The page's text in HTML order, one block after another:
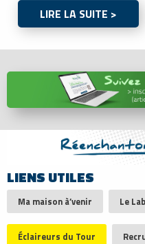
LIRE LA SUITE >
LIENS UTILES
Ma maison à’venir Le
Éclaireurs du Tour